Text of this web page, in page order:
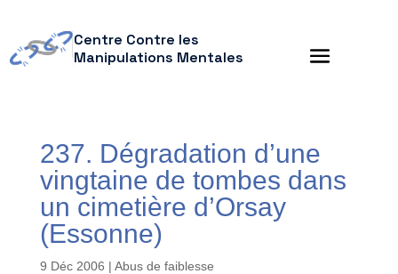
Centre Contre les
Manipulations Mentales
237. Dégradation d’une
vingtaine de tombes dans
un cimetière d’Orsay
(Essonne)
9 Déc 2006 | Abus de faiblesse